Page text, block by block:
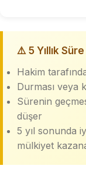
⚠️ 5 Yıllık
Hakim
Durması veya
Sürenin
düşer
5 yıl sonunda
mülkiyet